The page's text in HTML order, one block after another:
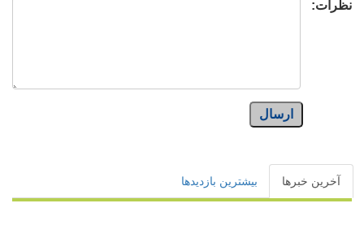
نظرات:
ارسال
آخرین خبرها بیشترین بازدیدها